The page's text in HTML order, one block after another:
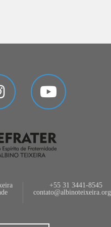
+55 31 3441-8545